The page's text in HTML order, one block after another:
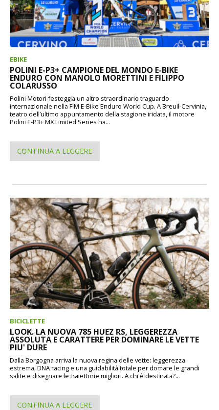
EBIKE
POLINI E-P3+ CAMPIONE DEL MONDO E-BIKE
ENDURO CON MANOLO MORETTINI E FILIPPO
COLARUSSO
Polini Motori festeggia un altro straordinario traguardo
internazionale nella FIM E-Bike Enduro World Cup. A Breuil-Cervinia,
teatro dell’ultimo appuntamento della stagione iridata, il motore
Polini E-P3+ MX Limited Series ha...
CONTINUA A LEGGERE
BICICLETTE
LOOK. LA NUOVA 785 HUEZ RS, LEGGEREZZA
ASSOLUTA E CARATTERE PER DOMINARE LE VETTE
PIU' DURE
Dalla Borgogna arriva la nuova regina delle vette: leggerezza
estrema, DNA racing e una guidabilità totale per domare le grandi
salite e disegnare le traiettorie migliori. A chi è destinata?...
CONTINUA A LEGGERE